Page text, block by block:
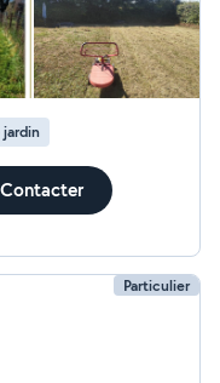
jardin
Contacter
Particulier